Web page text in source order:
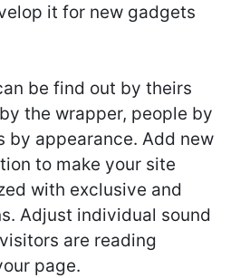
it for new gadgets
be find out by theirs
the wrapper, people by
by appearance. Add new
to make your site
with exclusive and
Adjust individual sound
are reading
page.